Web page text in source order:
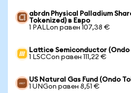
abrdn Physical Palladium
Tokenized) в Евро
1 PALLon равен 107,38 €
Lattice Semiconductor (Ondo
1 LSCCon равен 111,22 €
US Natural Gas Fund (Ondo
1 UNGon равен 8,51 €